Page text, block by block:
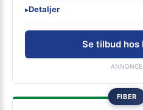
▸Detaljer
Se tilbud
ANNONCE
FIBER